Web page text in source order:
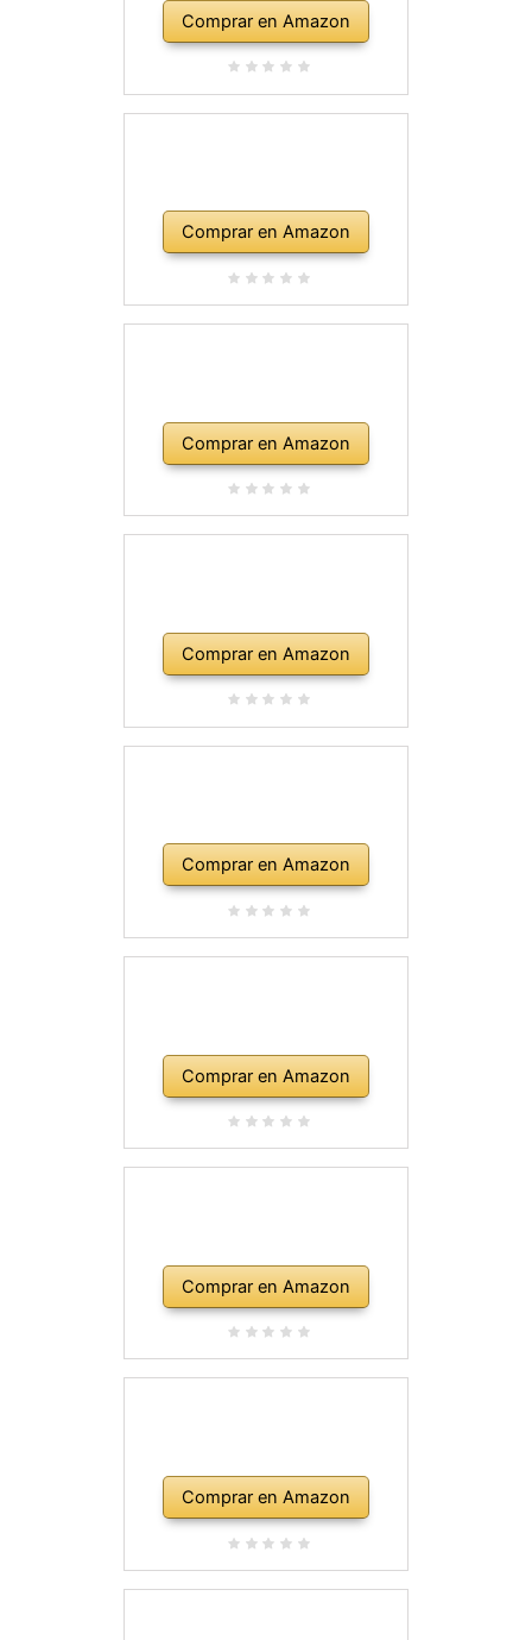
Comprar en Amazon
Comprar en Amazon
Comprar en Amazon
Comprar en Amazon
Comprar en Amazon
Comprar en Amazon
Comprar en Amazon
Comprar en Amazon